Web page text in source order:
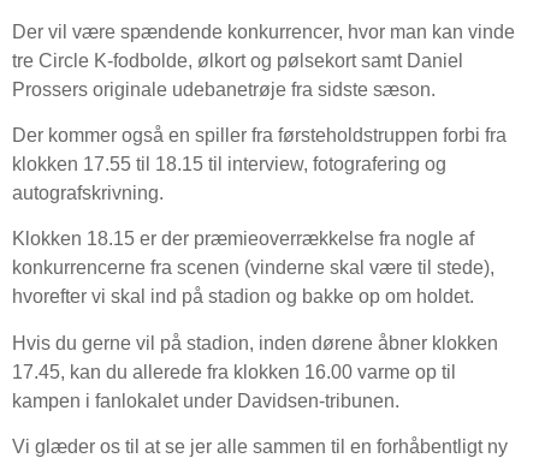
Der vil være spændende konkurrencer, hvor man kan vinde
tre Circle K-fodbolde, ølkort og pølsekort samt Daniel
Prossers originale udebanetrøje fra sidste sæson.
Der kommer også en spiller fra førsteholdstruppen forbi fra
klokken 17.55 til 18.15 til interview, fotografering og
autografskrivning.
Klokken 18.15 er der præmieoverrækkelse fra nogle af
konkurrencerne fra scenen (vinderne skal være til stede),
hvorefter vi skal ind på stadion og bakke op om holdet.
Hvis du gerne vil på stadion, inden dørene åbner klokken
17.45, kan du allerede fra klokken 16.00 varme op til
kampen i fanlokalet under Davidsen-tribunen.
Vi glæder os til at se jer alle sammen til en forhåbentligt ny